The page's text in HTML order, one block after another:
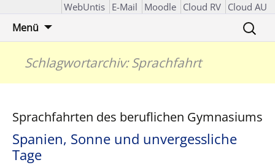
WebUntis E-Mail Moodle Cloud RV Cloud AU
Menü
Suchen
nach:
Schlagwortarchiv: Sprachfahrt
Sprachfahrten des beruflichen Gymnasiums
Spanien, Sonne und unvergessliche
Tage